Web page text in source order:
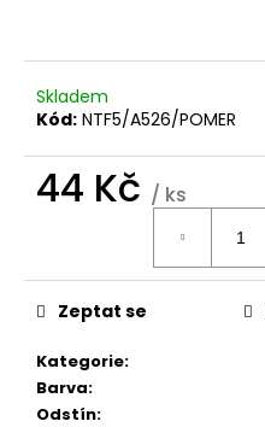
Skladem
Kód: NTF5/A526/POMER
44 Kč / ks
Kategorie:
Barva:
Odstín:
Zeptat se
o
p
o
j
e
e